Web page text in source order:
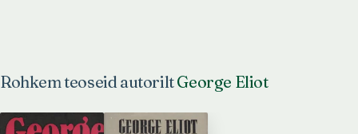
Rohkem teoseid autoriltGeorge Eliot